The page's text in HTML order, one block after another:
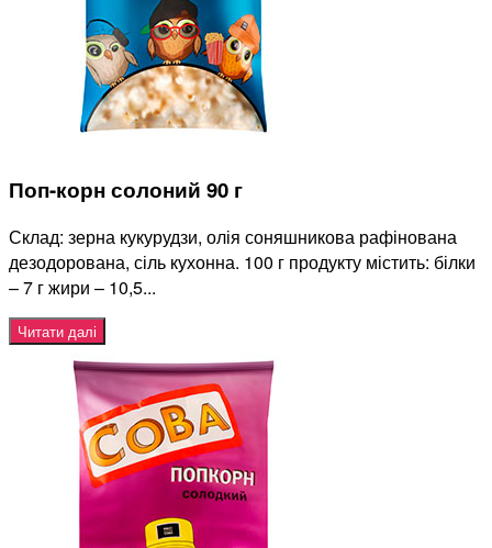
Поп-корн солоний 90 г
Склад: зерна кукурудзи, олія соняшникова рафінована
дезодорована, сіль кухонна. 100 г продукту містить: білки
– 7 г жири – 10,5...
Читати далі